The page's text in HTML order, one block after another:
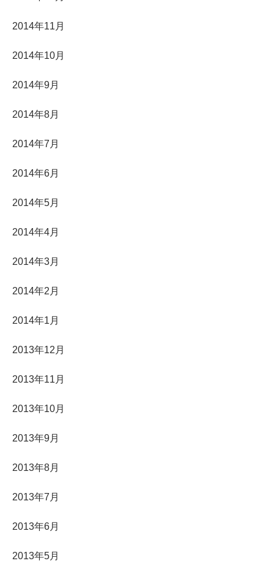
2014年11月
2014年10月
2014年9月
2014年8月
2014年7月
2014年6月
2014年5月
2014年4月
2014年3月
2014年2月
2014年1月
2013年12月
2013年11月
2013年10月
2013年9月
2013年8月
2013年7月
2013年6月
2013年5月